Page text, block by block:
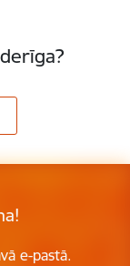
e-pastā.